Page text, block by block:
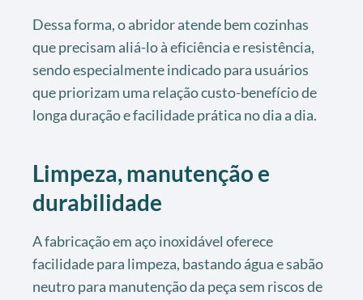
Dessa forma, o abridor atende bem cozinhas
que precisam aliá-lo à eficiência e resistência,
sendo especialmente indicado para usuários
que priorizam uma relação custo-benefício de
longa duração e facilidade prática no dia a dia.
Limpeza, manutenção e
durabilidade
A fabricação em aço inoxidável oferece
facilidade para limpeza, bastando água e sabão
neutro para manutenção da peça sem riscos de